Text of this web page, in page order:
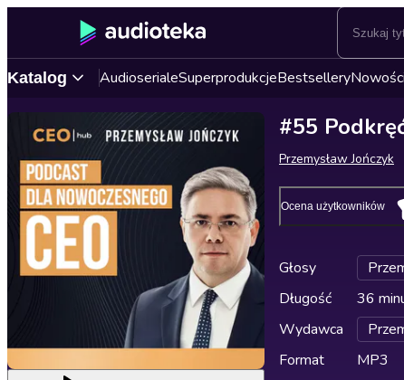
Katalog AudioserialeSuperprodukcjeBestselleryNowości
#55
Przemysław Jończyk
Ocena użytkowników
Głosy
Długość
36
Wydawca
Format
MP3